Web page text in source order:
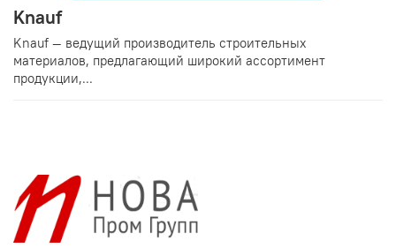
Knauf
Knauf — ведущий производитель строительных
материалов, предлагающий широкий ассортимент
продукции,...